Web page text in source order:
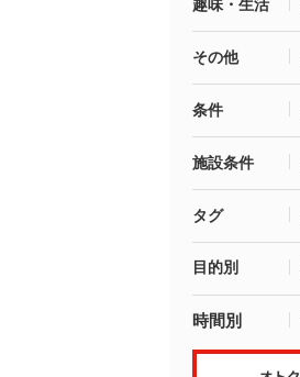
趣味・生活
その他
条件
施設条件
タグ
目的別
時間別